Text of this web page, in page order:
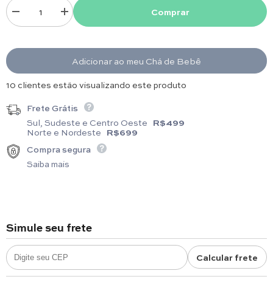
Diminuir quantidade para Sapatinho - Elefante - Branco
Aumentar quantidade para Sapatinho - Elefante - Branco
Comprar
Adicionar ao meu Chá de Bebê
13 clientes estão visualizando este produto
Frete Grátis
Sul, Sudeste e Centro Oeste R$499
Norte e Nordeste R$699
Compra segura
Saiba mais
Simule seu frete
Calcular frete